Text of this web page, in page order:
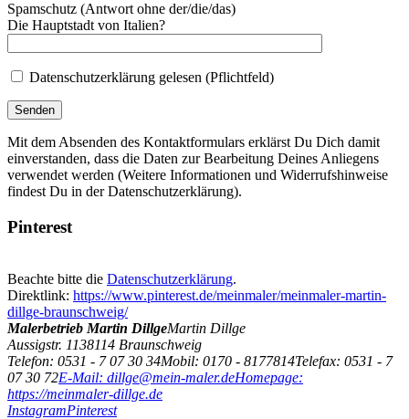
Spamschutz (Antwort ohne der/die/das)
Die Hauptstadt von Italien?
Datenschutzerklärung gelesen (Pflichtfeld)
Mit dem Absenden des Kontaktformulars erklärst Du Dich damit
einverstanden, dass die Daten zur Bearbeitung Deines Anliegens
verwendet werden (Weitere Informationen und Widerrufshinweise
findest Du in der Datenschutzerklärung).
Pinterest
Beachte bitte die Datenschutzerklärung.
Direktlink: https://www.pinterest.de/meinmaler/meinmaler-martin-
dillge-braunschweig/
Malerbetrieb Martin DillgeMartin Dillge
Aussigstr. 1138114 Braunschweig
Telefon: 0531 - 7 07 30 34Mobil: 0170 - 8177814Telefax: 0531 - 7
07 30 72E-Mail: dillge@mein-maler.deHomepage:
https://meinmaler-dillge.de
InstagramPinterest